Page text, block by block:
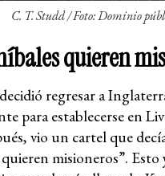
C. T. Studd / Foto: Dominio
quieren
regresar a
para establecerse en
vio un cartel que
misioneros”.